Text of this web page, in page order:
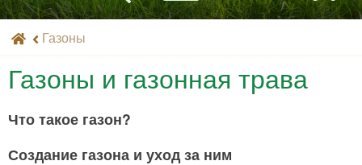
Каталог
Доставка
Контакты
+7(495) 597-82-01
Найти
Мир газонов
Газоны
Газоны и газонная трава
Что такое газон?
Создание газона и уход за ним